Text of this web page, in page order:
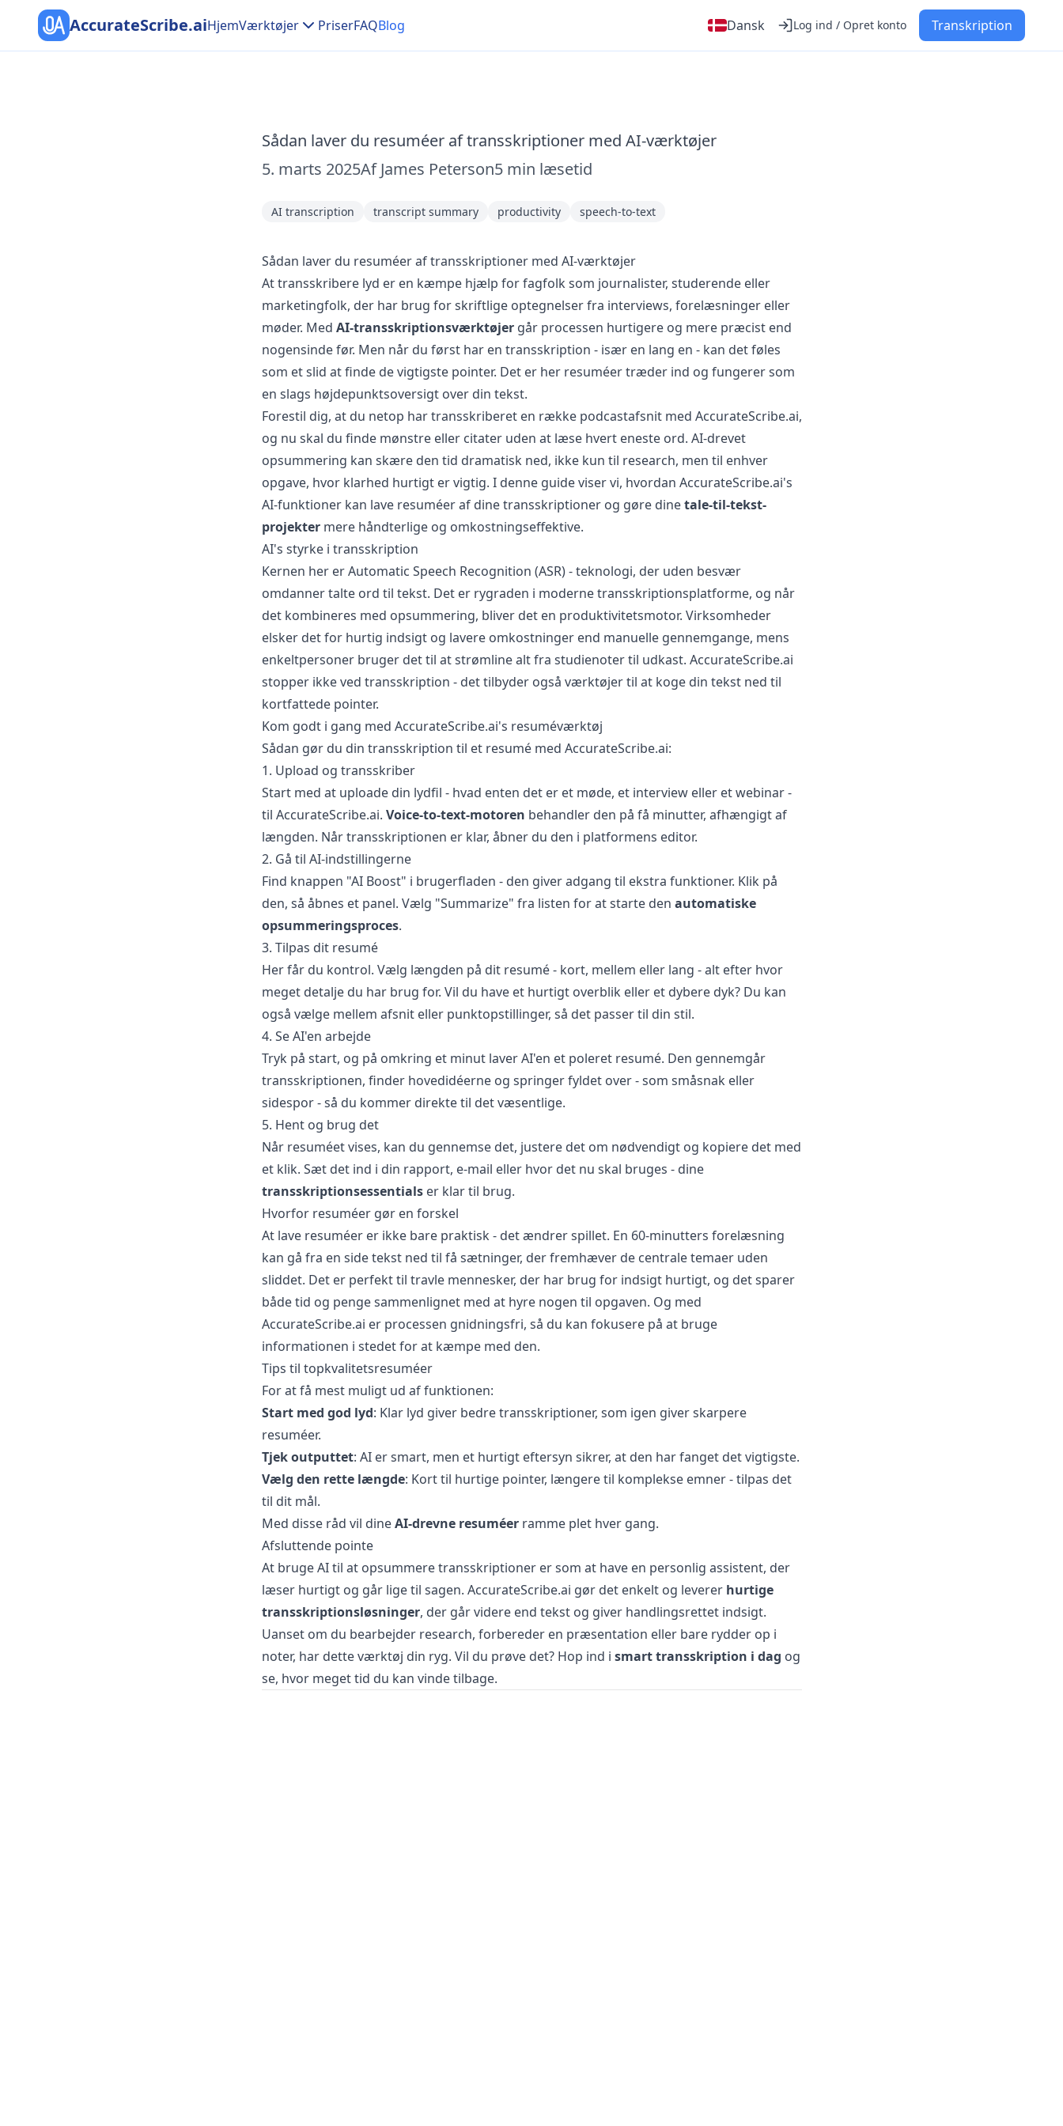
AccurateScribe.aiHjemVærktøjer PriserFAQBlog Dansk Log ind / Opret konto Transkription
Sådan laver du resuméer af transskriptioner med AI-værktøjer
5. marts 2025Af James Peterson5 min læsetid
AI transcription transcript summary productivity speech-to-text
Sådan laver du resuméer af transskriptioner med AI-værktøjer
At transskribere lyd er en kæmpe hjælp for fagfolk som journalister, studerende eller
marketingfolk, der har brug for skriftlige optegnelser fra interviews, forelæsninger eller
møder. Med AI-transskriptionsværktøjergår processen hurtigere og mere præcist end
nogensinde før. Men når du først har en transskription - især en lang en - kan det føles
som et slid at finde de vigtigste pointer. Det er her resuméer træder ind og fungerer som
en slags højdepunktsoversigt over din tekst.
Forestil dig, at du netop har transskriberet en række podcastafsnit med AccurateScribe.ai,
og nu skal du finde mønstre eller citater uden at læse hvert eneste ord. AI-drevet
opsummering kan skære den tid dramatisk ned, ikke kun til research, men til enhver
opgave, hvor klarhed hurtigt er vigtig. I denne guide viser vi, hvordan AccurateScribe.ai's
AI-funktioner kan lave resuméer af dine transskriptioner og gøre dinetale-til-tekst-
projektermere håndterlige og omkostningseffektive.
AI's styrke i transskription
Kernen her er Automatic Speech Recognition (ASR) - teknologi, der uden besvær
omdanner talte ord til tekst. Det er rygraden i moderne transskriptionsplatforme, og når
det kombineres med opsummering, bliver det en produktivitetsmotor. Virksomheder
elsker det for hurtig indsigt og lavere omkostninger end manuelle gennemgange, mens
enkeltpersoner bruger det til at strømline alt fra studienoter til udkast. AccurateScribe.ai
stopper ikke ved transskription - det tilbyder også værktøjer til at koge din tekst ned til
kortfattede pointer.
Kom godt i gang med AccurateScribe.ai's resuméværktøj
Sådan gør du din transskription til et resumé med AccurateScribe.ai:
1. Upload og transskriber
Start med at uploade din lydfil - hvad enten det er et møde, et interview eller et webinar -
til AccurateScribe.ai. Voice-to-text-motoren behandler den på få minutter, afhængigt af
længden. Når transskriptionen er klar, åbner du den i platformens editor.
2. Gå til AI-indstillingerne
Find knappen "AI Boost" i brugerfladen - den giver adgang til ekstra funktioner. Klik på
den, så åbnes et panel. Vælg "Summarize" fra listen for at starte den automatiske
opsummeringsproces.
3. Tilpas dit resumé
Her får du kontrol. Vælg længden på dit resumé - kort, mellem eller lang - alt efter hvor
meget detalje du har brug for. Vil du have et hurtigt overblik eller et dybere dyk? Du kan
også vælge mellem afsnit eller punktopstillinger, så det passer til din stil.
4. Se AI'en arbejde
Tryk på start, og på omkring et minut laver AI'en et poleret resumé. Den gennemgår
transskriptionen, finder hovedidéerne og springer fyldet over - som småsnak eller
sidespor - så du kommer direkte til det væsentlige.
5. Hent og brug det
Når resuméet vises, kan du gennemse det, justere det om nødvendigt og kopiere det med
et klik. Sæt det ind i din rapport, e-mail eller hvor det nu skal bruges - dine
transskriptionsessentialser klar til brug.
Hvorfor resuméer gør en forskel
At lave resuméer er ikke bare praktisk - det ændrer spillet. En 60-minutters forelæsning
kan gå fra en side tekst ned til få sætninger, der fremhæver de centrale temaer uden
sliddet. Det er perfekt til travle mennesker, der har brug for indsigt hurtigt, og det sparer
både tid og penge sammenlignet med at hyre nogen til opgaven. Og med
AccurateScribe.ai er processen gnidningsfri, så du kan fokusere på at bruge
informationen i stedet for at kæmpe med den.
Tips til topkvalitetsresuméer
For at få mest muligt ud af funktionen:
Start med god lyd: Klar lyd giver bedre transskriptioner, som igen giver skarpere
resuméer.
Tjek outputtet: AI er smart, men et hurtigt eftersyn sikrer, at den har fanget det vigtigste.
Vælg den rette længde: Kort til hurtige pointer, længere til komplekse emner - tilpas det
til dit mål.
Med disse råd vil dineAI-drevne resuméerramme plet hver gang.
Afsluttende pointe
At bruge AI til at opsummere transskriptioner er som at have en personlig assistent, der
læser hurtigt og går lige til sagen. AccurateScribe.ai gør det enkelt og leverer hurtige
transskriptionsløsninger, der går videre end tekst og giver handlingsrettet indsigt.
Uanset om du bearbejder research, forbereder en præsentation eller bare rydder op i
noter, har dette værktøj din ryg. Vil du prøve det? Hop ind i smart transskription i dag og
se, hvor meget tid du kan vinde tilbage.